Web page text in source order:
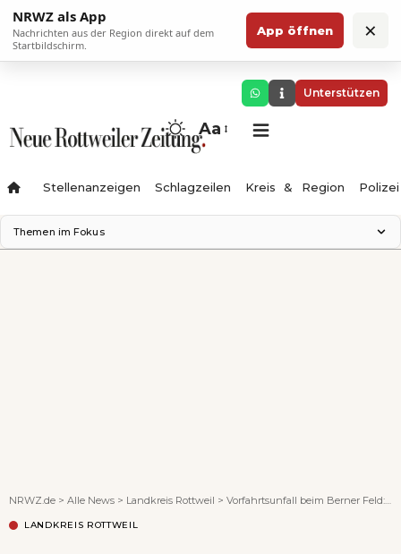
NRWZ als App
Nachrichten aus der Region direkt auf dem
Startbildschirm.
App öffnen ×
Unterstützen
Aa
Stellenanzeigen Schlagzeilen Kreis & Region Polizei
Themen im Fokus
NRWZ.de > Alle News > Landkreis Rottweil > Vorfahrtsunfall beim Berner Feld: drei Verletzte, lange Staus
LANDKREIS ROTTWEIL